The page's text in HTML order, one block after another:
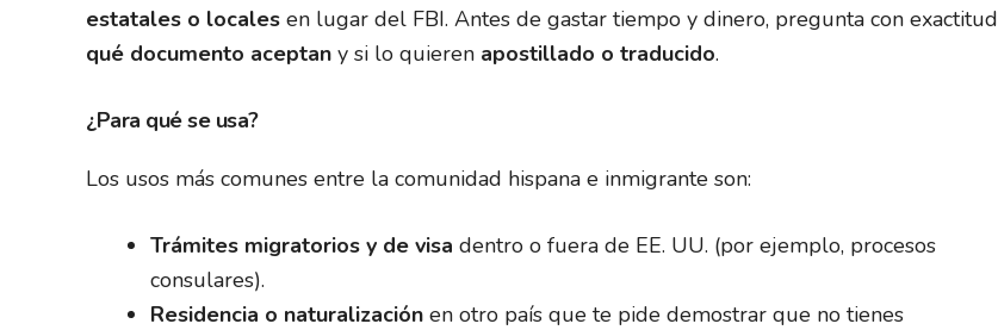
estatales o locales en lugar del FBI. Antes de gastar tiempo y dinero, pregunta con exactitud
qué documento aceptan y si lo quieren apostillado o traducido.
¿Para qué se usa?
Los usos más comunes entre la comunidad hispana e inmigrante son:
Trámites migratorios y de visa dentro o fuera de EE. UU. (por ejemplo, procesos
consulares).
Residencia o naturalización en otro país que te pide demostrar que no tienes